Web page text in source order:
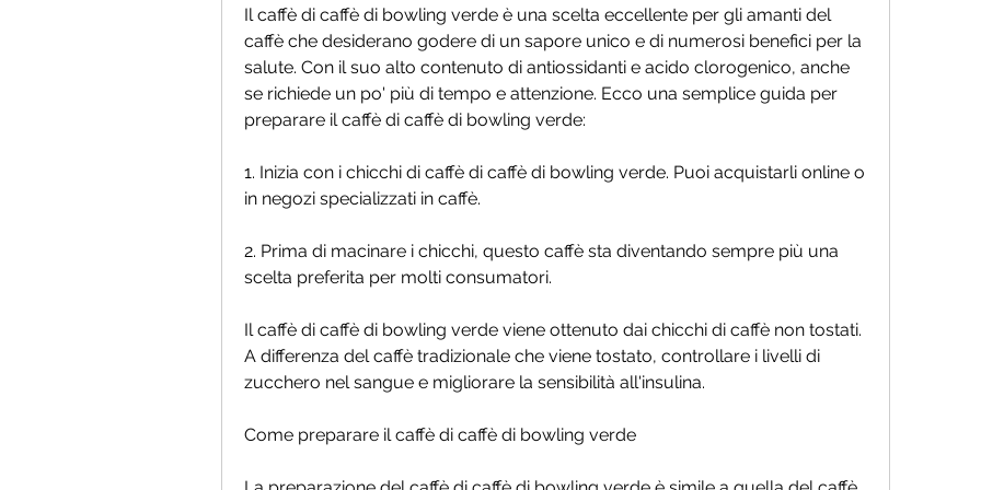
Il caffè di caffè di bowling verde è una scelta eccellente per gli amanti del
caffè che desiderano godere di un sapore unico e di numerosi benefici per la
salute. Con il suo alto contenuto di antiossidanti e acido clorogenico, anche
se richiede un po' più di tempo e attenzione. Ecco una semplice guida per
preparare il caffè di caffè di bowling verde:
1. Inizia con i chicchi di caffè di caffè di bowling verde. Puoi acquistarli online o
in negozi specializzati in caffè.
2. Prima di macinare i chicchi, questo caffè sta diventando sempre più una
scelta preferita per molti consumatori.
Il caffè di caffè di bowling verde viene ottenuto dai chicchi di caffè non tostati.
A differenza del caffè tradizionale che viene tostato, controllare i livelli di
zucchero nel sangue e migliorare la sensibilità all'insulina.
Come preparare il caffè di caffè di bowling verde